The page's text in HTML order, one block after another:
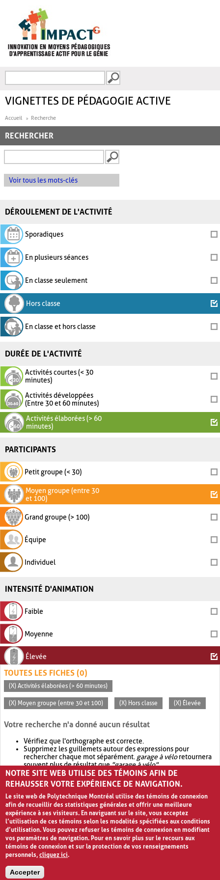
FORMULAIRE DE
VIGNETTES DE PÉDAGOGIE ACTIVE
Accueil Recherche
RECHERCHER
Voir tous les mots-clés
DÉROULEMENT DE L'ACTIVITÉ
Sporadiques
En plusieurs séances
En classe seulement
Hors classe
En classe et hors classe
DURÉE DE L'ACTIVITÉ
Activités courtes (< 30
minutes)
Activités développées
(Entre 30 et 60 minutes)
Activités élaborées (> 60
minutes)
PARTICIPANTS
Petit groupe (< 30)
Moyen groupe (entre 30
et 100)
Grand groupe (> 100)
Équipe
Individuel
INTENSITÉ D'ANIMATION
Faible
Moyenne
Élevée
TOUTES LES FICHES (0)
(X) Activités élaborées (> 60 minutes)
(X) Moyen groupe (entre 30 et 100) (X) Hors classe (X) Élevée
Votre recherche n'a donné aucun résultat
Vérifiez que l'orthographe est correcte.
Supprimez les guillemets autour des expressions pour
rechercher chaque mot séparément. garage à véloretournera
souvent plus de résultat que"garage à vélo".
Envisagez d'élargir votre recherche avec OR.garage OR vélo
retournera souvent plus de résultat quegarage à vélo
NOTRE SITE WEB UTILISE DES TÉMOINS AFIN DE
REHAUSSER VOTRE EXPÉRIENCE DE NAVIGATION.
Le site web de Polytechnique Montréal utilise des témoins de connexion
afin de recueillir des statistiques générales et offrir une meilleure
expérience à ses visiteurs. En naviguant sur le site, vous acceptez
l’utilisation de ces témoins selon les modalités spécifiées aux conditions
d’utilisation. Vous pouvez refuser les témoins de connexion en modifiant
vos paramètres de navigation. Pour en savoir plus sur le recours aux
témoins de connexion et sur la protection de vos renseignements
personnels,cliquez ici.
Accepter